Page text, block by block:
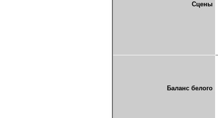
Сцены
Баланс белого